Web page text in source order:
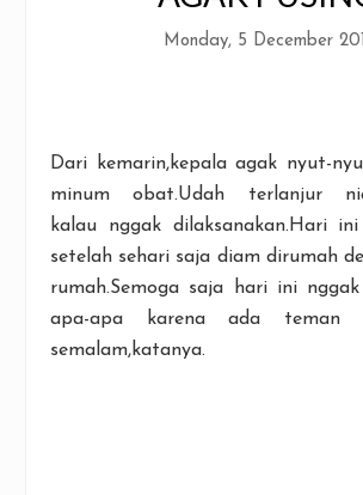
Monday, 5 December
Dari kemarin,kepala agak nyut-
minum obat.Udah terlanjur
kalau nggak dilaksanakan.Hari
setelah sehari saja diam dirumah
rumah.Semoga saja hari ini
apa-apa karena ada teman
semalam,katanya.